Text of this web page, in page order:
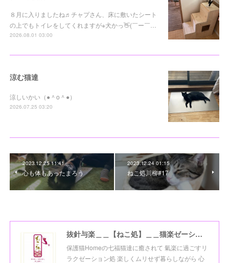
８月に入りましたね♬チャプさん、床に敷いたシート
の上でもトイレをしてくれますが※犬かっ👋(￣ー￣…
2026.08.01 03:00
涼む猫達
涼しいかい（●＾o＾●）
2026.07.25 03:20
2023.12.25 11:41
心も体もあったまろう
2023.12.24 01:15
ねこ処川柳#17
抜針与楽＿＿【ねこ処】＿＿猫楽ゼーションHome☆
保護猫Homeの七福猫達に癒されて 氣楽に過ごすリ
ラクゼーション処 楽しくムリせず暮らしながら 心